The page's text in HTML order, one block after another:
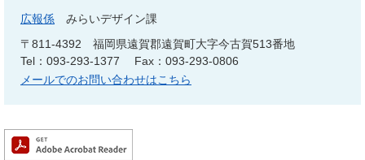
広報係
みらいデザイン課
〒811-4392
福岡県遠賀郡遠賀町大字今古賀513番地
Tel：093-293-1377
Fax：093-293-0806
メールでのお問い合わせはこちら